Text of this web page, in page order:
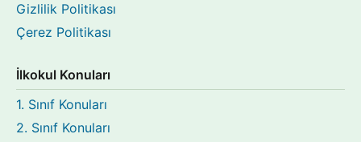
Gizlilik Politikası
Çerez Politikası
İlkokul Konuları
1. Sınıf Konuları
2. Sınıf Konuları